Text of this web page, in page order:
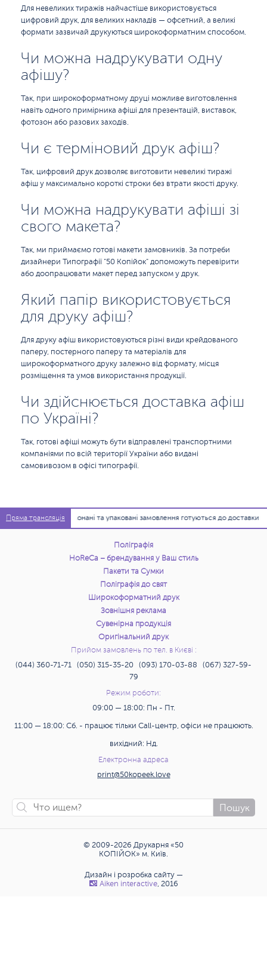
Для невеликих тиражів найчастіше використовується
цифровий друк, для великих накладів — офсетний, а великі
формати зазвичай друкуються широкоформатним способом.
Чи можна надрукувати одну
афішу?
Так, при широкоформатному друці можливе виготовлення
навіть одного примірника афіші для презентацій, виставок,
фотозон або разових заходів.
Чи є терміновий друк афіш?
Так, цифровий друк дозволяє виготовити невеликі тиражі
афіш у максимально короткі строки без втрати якості друку.
Чи можна надрукувати афіші зі
свого макета?
Так, ми приймаємо готові макети замовників. За потреби
дизайнери Типографії "50 Копійок" допоможуть перевірити
або доопрацювати макет перед запуском у друк.
Який папір використовується
для друку афіш?
Для друку афіш використовуються різні види крейдованого
паперу, постерного паперу та матеріалів для
широкоформатного друку залежно від формату, місця
розміщення та умов використання продукції.
Чи здійснюється доставка афіш
по Україні?
Так, готові афіші можуть бути відправлені транспортними
компаніями по всій території України або видані
самовивозом в офісі типографії.
Пряма трансляція
08:01:00 Виконані та упаковані замовлення готуються до доставки по
Поліграфія
HoReCa – брендування у Ваш стиль
Пакети та Сумки
Поліграфія до свят
Широкоформатний друк
Зовнішня реклама
Сувенірна продукція
Оригінальний друк
Прийом замовлень по тел. в Києві :
(044) 360-71-71 (050) 315-35-20 (093) 170-03-88 (067) 327-59-
79
Режим роботи:
09:00 — 18:00: Пн - Пт.
11:00 — 18:00: Сб. - працює тільки Call-центр, офіси не працюють.
вихідний: Нд.
Електронна адреса
print@50kopeek.love
Пошук
© 2009-2026 Друкарня «50
КОПІЙОК» м. Київ.
Дизайн і розробка сайту —
Аiken interactive, 2016